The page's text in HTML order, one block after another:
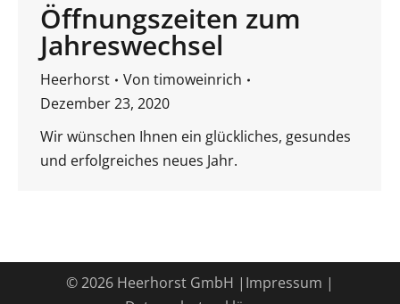
Öffnungszeiten zum
Jahreswechsel
Heerhorst Von timoweinrich
Dezember 23, 2020
Wir wünschen Ihnen ein glückliches, gesundes
und erfolgreiches neues Jahr.
© 2026 Heerhorst GmbH | Impressum |